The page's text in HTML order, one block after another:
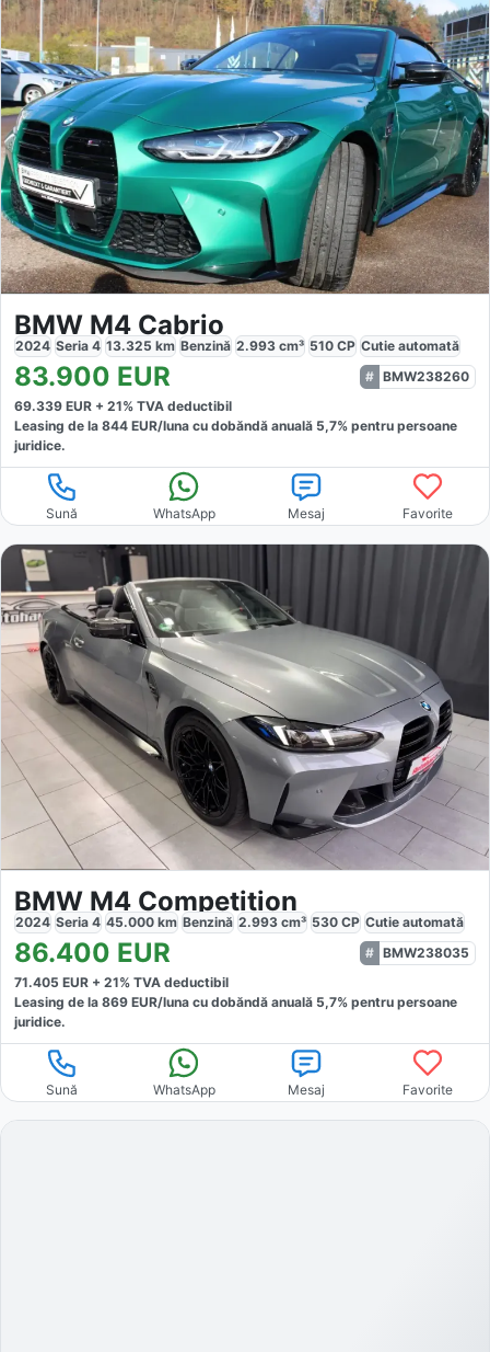
BMW M4 Cabrio
2024 Seria 4 13.325 km Benzină 2.993 cm³ 510 CP Cutie automată
83.900 EUR
BMW238260
69.339 EUR + 21% TVA deductibil
Leasing de la 844 EUR/luna cu dobăndă anuală 5,7% pentru persoane
juridice.
Sună WhatsApp Mesaj Favorite
BMW M4 Competition
2024 Seria 4 45.000 km Benzină 2.993 cm³ 530 CP Cutie automată
86.400 EUR
BMW238035
71.405 EUR + 21% TVA deductibil
Leasing de la 869 EUR/luna cu dobăndă anuală 5,7% pentru persoane
juridice.
Sună WhatsApp Mesaj Favorite